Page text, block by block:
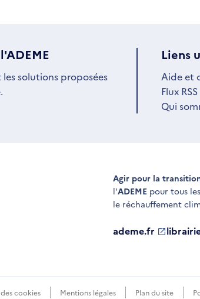
solutions proposées
Liens
Aide et
Flux RSS
Qui
Agir pour la
l'ADEME pour tous
le réchauffement
ademe.fr
S'ouvre S'ouvre
cookies Mentions légales Plan du site